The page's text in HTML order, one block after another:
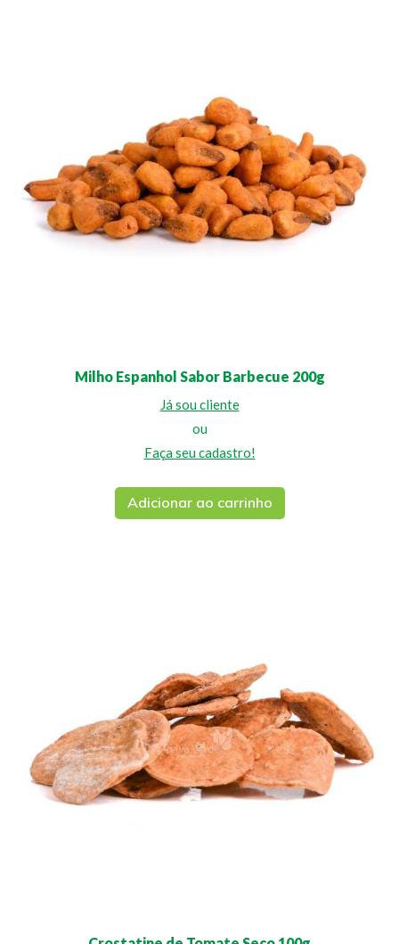
Milho Espanhol Sabor Barbecue 200g
Já sou cliente
ou
Faça seu cadastro!
Adicionar ao carrinho